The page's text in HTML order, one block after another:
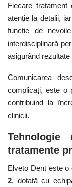
Fiecare
atenție la detalii,
funcție de
interdisciplinară
asigurând
Comunicarea
complicați, este o
contribuind la
clinicii.
tratamente
Elveto Dent este o
2, dotată cu